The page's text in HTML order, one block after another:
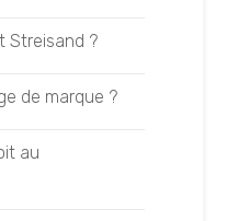
de Netlinking
Streisand ?
de marque ?
au